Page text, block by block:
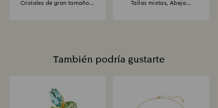
Cristales de gran tamaño... Tallas mixtas, Abeja...
También podría gustarte